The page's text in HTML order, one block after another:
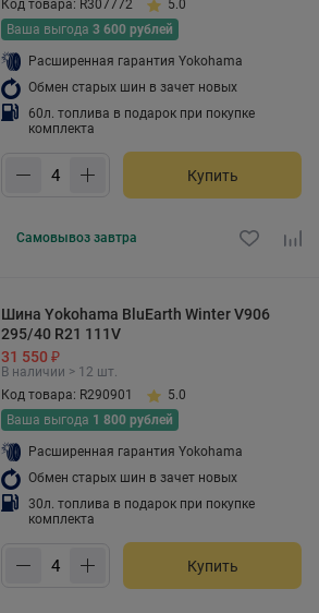
Код товара: R307772
5.0
Ваша выгода 3 600 рублей
Расширенная гарантия Yokohama
Обмен старых шин в зачет новых
60л. топлива в подарок при покупке
комплекта
Купить
Самовывоз завтра
Шина Yokohama BluEarth Winter V906
295/40 R21 111V
31 550 ₽
В наличии > 12 шт.
Код товара: R290901
5.0
Ваша выгода 1 800 рублей
Расширенная гарантия Yokohama
Обмен старых шин в зачет новых
30л. топлива в подарок при покупке
комплекта
Купить